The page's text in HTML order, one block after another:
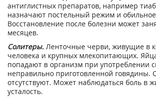
антиглистных препаратов, например
назначают постельный режим и
Восстановление после болезни может
месяцев.
Солитеры. Ленточные черви, живущие в
человека и крупных млекопитающих.
попадают в организм при употреблении
неправильно приготовленной говядины.
отсутствуют. Может наблюдаться боль в
усталость.